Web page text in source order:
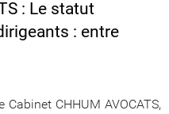
: Le statut
: entre
CHHUM AVOCATS,